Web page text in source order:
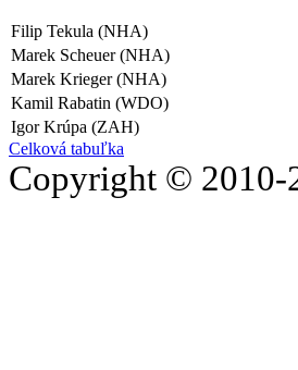
Filip Tekula (NHA)
Marek Scheuer (NHA)
Marek Krieger (NHA)
Kamil Rabatin (WDO)
Igor Krúpa (ZAH)
Celková tabuľka
Copyright © 2010-